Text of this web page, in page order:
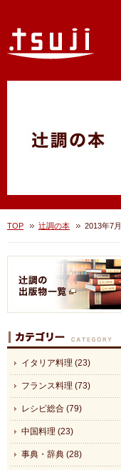
TOP 辻調の本 2013年7月
イタリア料理 (23)
フランス料理 (73)
レシピ総合 (79)
中国料理 (23)
事典・辞典 (28)